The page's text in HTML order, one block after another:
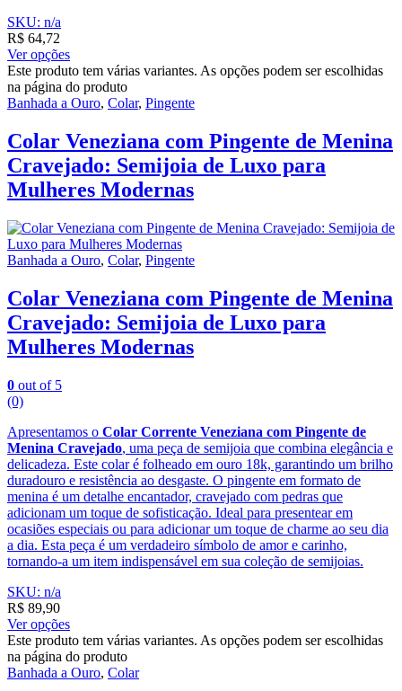
SKU: n/a
R$ 64,72
Ver opções
Este produto tem várias variantes. As opções podem ser escolhidas
na página do produto
Banhada a Ouro, Colar, Pingente
Colar Veneziana com Pingente de Menina
Cravejado: Semijoia de Luxo para
Mulheres Modernas
Banhada a Ouro, Colar, Pingente
Colar Veneziana com Pingente de Menina
Cravejado: Semijoia de Luxo para
Mulheres Modernas
0 out of 5
(0)
Apresentamos o Colar Corrente Veneziana com Pingente de
Menina Cravejado, uma peça de semijoia que combina elegância e
delicadeza. Este colar é folheado em ouro 18k, garantindo um brilho
duradouro e resistência ao desgaste. O pingente em formato de
menina é um detalhe encantador, cravejado com pedras que
adicionam um toque de sofisticação. Ideal para presentear em
ocasiões especiais ou para adicionar um toque de charme ao seu dia
a dia. Esta peça é um verdadeiro símbolo de amor e carinho,
tornando-a um item indispensável em sua coleção de semijoias.
SKU: n/a
R$ 89,90
Ver opções
Este produto tem várias variantes. As opções podem ser escolhidas
na página do produto
Banhada a Ouro, Colar